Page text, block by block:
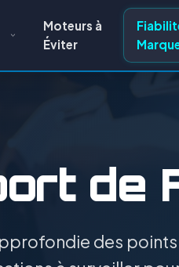
Moteurs à
Éviter
de
des